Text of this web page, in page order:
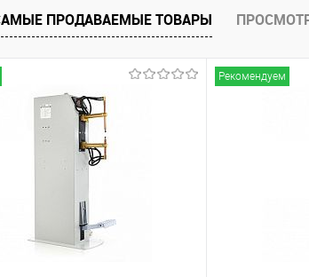
ПРОДАВАЕМЫЕ ТОВАРЫ
Рекомендуем